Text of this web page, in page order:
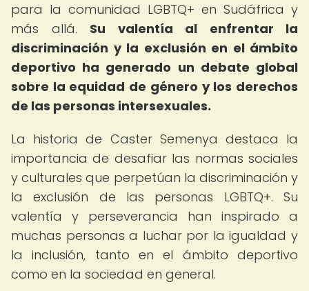
para la comunidad LGBTQ+ en Sudáfrica y
más allá. Su valentía al enfrentar la
discriminación y la exclusión en el ámbito
deportivo ha generado un debate global
sobre la equidad de género y los derechos
de las personas intersexuales.
La historia de Caster Semenya destaca la
importancia de desafiar las normas sociales
y culturales que perpetúan la discriminación y
la exclusión de las personas LGBTQ+. Su
valentía y perseverancia han inspirado a
muchas personas a luchar por la igualdad y
la inclusión, tanto en el ámbito deportivo
como en la sociedad en general.